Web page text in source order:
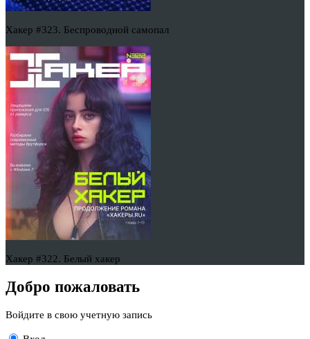
Хакер #323. Беспроводной самопал
Хакер #322. Белый хакер
Добро пожаловать
Войдите в свою учетную запись